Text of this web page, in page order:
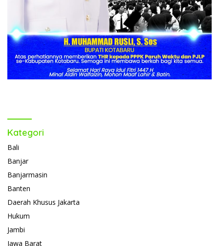
Kategori
Bali
Banjar
Banjarmasin
Banten
Daerah Khusus Jakarta
Hukum
Jambi
Jawa Barat